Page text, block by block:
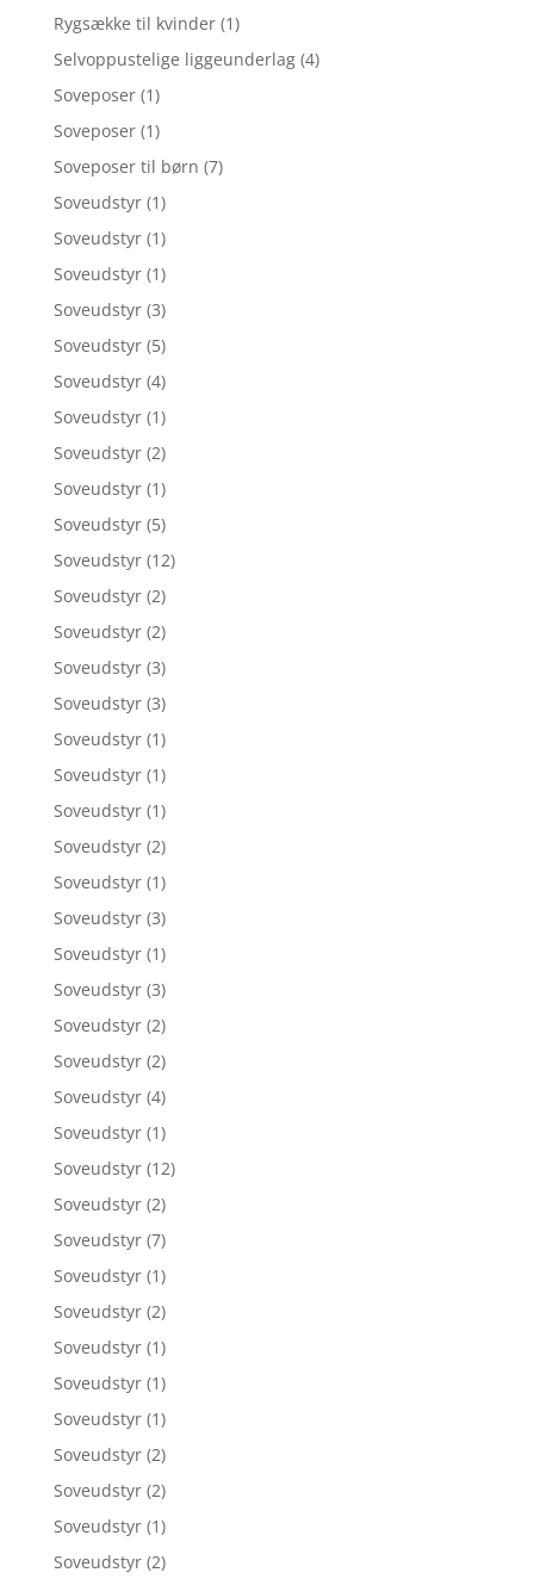
Rygsække til kvinder (1)
Selvoppustelige liggeunderlag (4)
Soveposer (1)
Soveposer (1)
Soveposer til børn (7)
Soveudstyr (1)
Soveudstyr (1)
Soveudstyr (1)
Soveudstyr (3)
Soveudstyr (5)
Soveudstyr (4)
Soveudstyr (1)
Soveudstyr (2)
Soveudstyr (1)
Soveudstyr (5)
Soveudstyr (12)
Soveudstyr (2)
Soveudstyr (2)
Soveudstyr (3)
Soveudstyr (3)
Soveudstyr (1)
Soveudstyr (1)
Soveudstyr (1)
Soveudstyr (2)
Soveudstyr (1)
Soveudstyr (3)
Soveudstyr (1)
Soveudstyr (3)
Soveudstyr (2)
Soveudstyr (2)
Soveudstyr (4)
Soveudstyr (1)
Soveudstyr (12)
Soveudstyr (2)
Soveudstyr (7)
Soveudstyr (1)
Soveudstyr (2)
Soveudstyr (1)
Soveudstyr (1)
Soveudstyr (1)
Soveudstyr (2)
Soveudstyr (2)
Soveudstyr (1)
Soveudstyr (2)